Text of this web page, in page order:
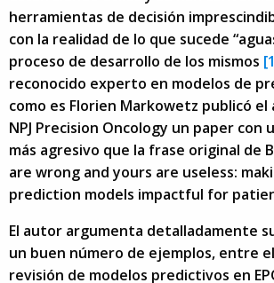
herramientas de decisión
con la realidad de lo que sucede
proceso de desarrollo de los mismos
reconocido experto en modelos de
como es Florien Markowetz publicó el
NPJ Precision Oncology un paper con
más agresivo que la frase original de
are wrong and yours are useless:
prediction models impactful for
El autor argumenta detalladamente
un buen número de ejemplos, entre
revisión de modelos predictivos en